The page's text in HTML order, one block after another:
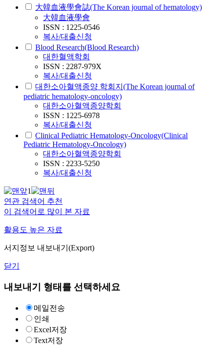
大韓血液學會誌(The Korean journal of hematology)
大韓血液學會
ISSN : 1225-0546
복사/대출신청
Blood Research(Blood Research)
대한혈액학회
ISSN : 2287-979X
복사/대출신청
대한소아혈액종양 학회지(The Korean journal of
pediatric hematology-oncology)
대한소아혈액종양학회
ISSN : 1225-6978
복사/대출신청
Clinical Pediatric Hematology-Oncology(Clinical
Pediatric Hematology-Oncology)
대한소아혈액종양학회
ISSN : 2233-5250
복사/대출신청
1
연관 검색어 추천
이 검색어로 많이 본 자료
활용도 높은 자료
서지정보 내보내기(Export)
닫기
내보내기 형태를 선택하세요
메일전송
인쇄
Excel저장
Text저장